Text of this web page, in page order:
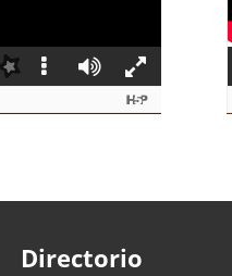
Directorio